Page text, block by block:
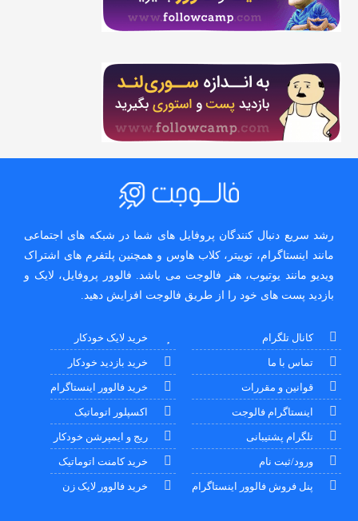
رشد سریع دنبال کنندگان پروفایل های شما در شبکه های اجتماعی
مانند اینستاگرام، توییتر، کلاب هاوس و همچنین پلتفرم های اشتراک
ویدیو مانند یوتیوب، هنر فالوجت می باشد. فالوور پروفایل، لایک و
بازدید پست های خود را از طریق فالوجت افزایش دهید.
کانال تلگرام
تماس با ما
قوانین و مقررات
اینستاگرام فالوجت
تلگرام پشتیبانی
ورود/ثبت نام
پنل فروش فالوور اینستاگرام
خرید لایک خودکار
خرید بازدید خودکار
خرید فالوور اینستاگرام
اکسپلور اتوماتیک
ریج و ایمپرشن خودکار
خرید کامنت اتوماتیک
خرید فالوور لایک زن